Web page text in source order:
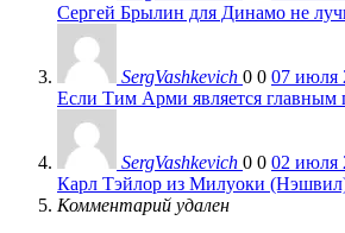
Сергей Брылин для Динамо не
SergVashkevich 0 0 07 июля
Если Тим Арми является главным
SergVashkevich 0 0 02 июля
Карл Тэйлор из Милуоки
Комментарий удален